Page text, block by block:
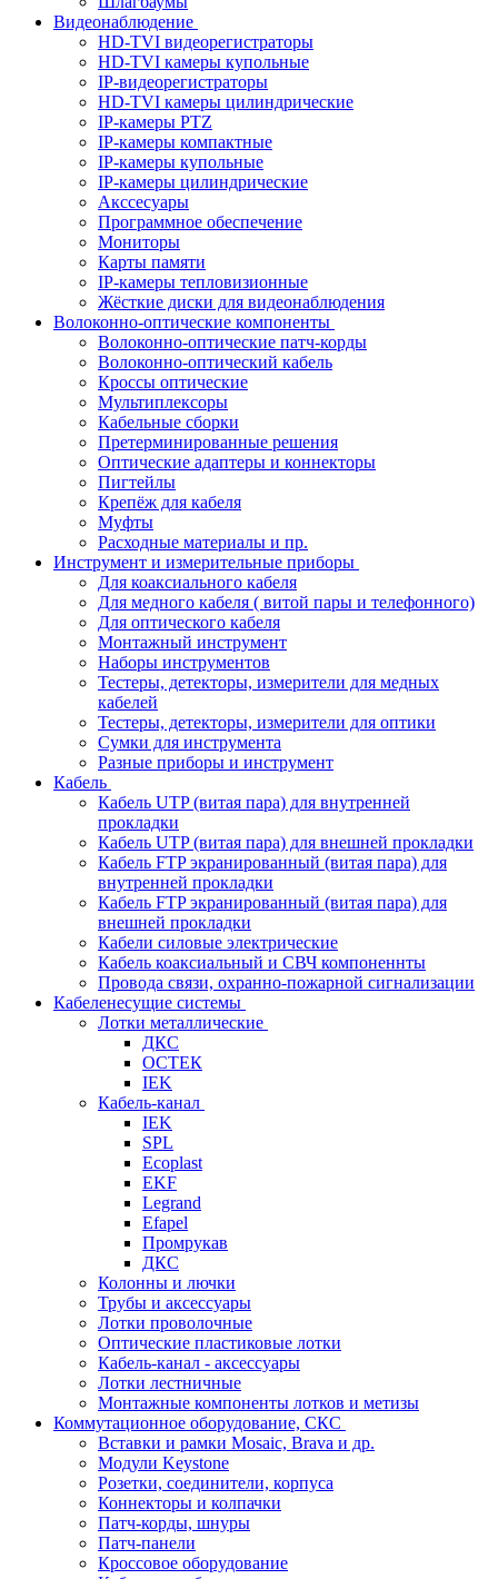
Видеонаблюдение
HD-TVI видеорегистраторы
HD-TVI камеры купольные
IP-видеорегистраторы
HD-TVI камеры цилиндрические
IP-камеры PTZ
IP-камеры компактные
IP-камеры купольные
IP-камеры цилиндрические
Акссесуары
Программное обеспечение
Мониторы
Карты памяти
IP-камеры тепловизионные
Жёсткие диски для видеонаблюдения
Волоконно-оптические компоненты
Волоконно-оптические патч-корды
Волоконно-оптический кабель
Кроссы оптические
Мультиплексоры
Кабельные сборки
Претерминированные решения
Оптические адаптеры и коннекторы
Пигтейлы
Крепёж для кабеля
Муфты
Расходные материалы и пр.
Инструмент и измерительные приборы
Для коаксиального кабеля
Для медного кабеля ( витой пары и телефонного)
Для оптического кабеля
Монтажный инструмент
Наборы инструментов
Тестеры, детекторы, измерители для медных
кабелей
Тестеры, детекторы, измерители для оптики
Сумки для инструмента
Разные приборы и инструмент
Кабель
Кабель UTP (витая пара) для внутренней
прокладки
Кабель UTP (витая пара) для внешней прокладки
Кабель FTP экранированный (витая пара) для
внутренней прокладки
Кабель FTP экранированный (витая пара) для
внешней прокладки
Кабели силовые электрические
Кабель коаксиальный и СВЧ компоненнты
Провода связи, охранно-пожарной сигнализации
Кабеленесущие системы
Лотки металлические
ДКС
ОСТЕК
IEK
Кабель-канал
IEK
SPL
Ecoplast
EKF
Legrand
Efapel
Промрукав
ДКС
Колонны и лючки
Трубы и аксессуары
Лотки проволочные
Оптические пластиковые лотки
Кабель-канал - аксессуары
Лотки лестничные
Монтажные компоненты лотков и метизы
Коммутационное оборудование, СКС
Вставки и рамки Mosaic, Brava и др.
Модули Keystone
Розетки, соединители, корпуса
Коннекторы и колпачки
Патч-корды, шнуры
Патч-панели
Кроссовое оборудование